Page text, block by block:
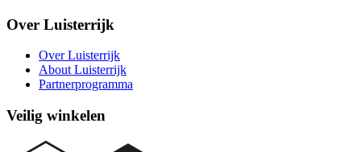
Over Luisterrijk
Over Luisterrijk
About Luisterrijk
Partnerprogramma
Veilig winkelen